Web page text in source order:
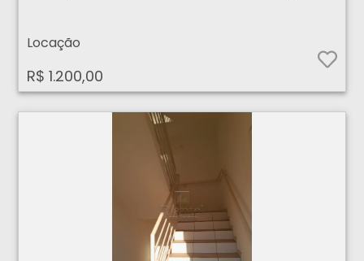
Locação
R$ 1.200,00